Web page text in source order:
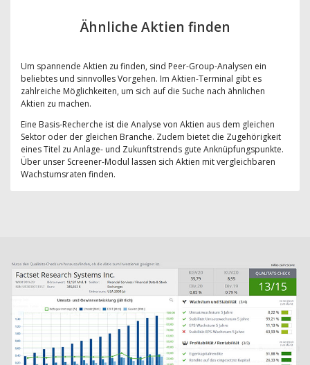
Ähnliche Aktien finden
Um spannende Aktien zu finden, sind Peer-Group-Analysen ein
beliebtes und sinnvolles Vorgehen. Im Aktien-Terminal gibt es
zahlreiche Möglichkeiten, um sich auf die Suche nach ähnlichen
Aktien zu machen.
Eine Basis-Recherche ist die Analyse von Aktien aus dem gleichen
Sektor oder der gleichen Branche. Zudem bietet die Zugehörigkeit
eines Titel zu Anlage- und Zukunftstrends gute Anknüpfungspunkte.
Über unser Screener-Modul lassen sich Aktien mit vergleichbaren
Wachstumsraten finden.